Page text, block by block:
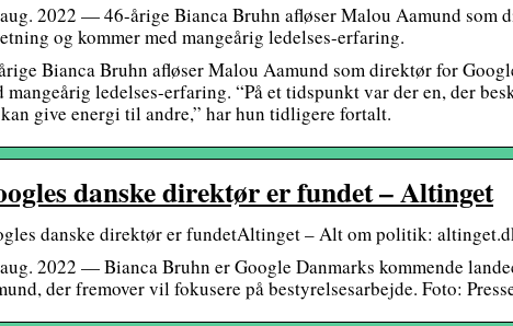
2022 — 46-årige Bianca Bruhn afløser Malou Aamund som
og kommer med mangeårig ledelses-erfaring.
Bianca Bruhn afløser Malou Aamund som direktør for
mangeårig ledelses-erfaring. “På et tidspunkt var der en, der
give energi til andre,” har hun tidligere fortalt.
danske direktør er fundet – Altinget
danske direktør er fundetAltinget – Alt om politik:
2022 — Bianca Bruhn er Google Danmarks kommende
der fremover vil fokusere på bestyrelsesarbejde. Foto: